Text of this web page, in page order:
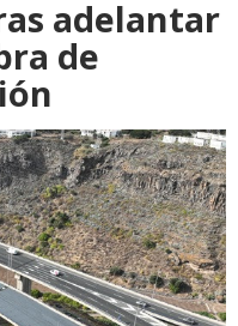
adelantar
de